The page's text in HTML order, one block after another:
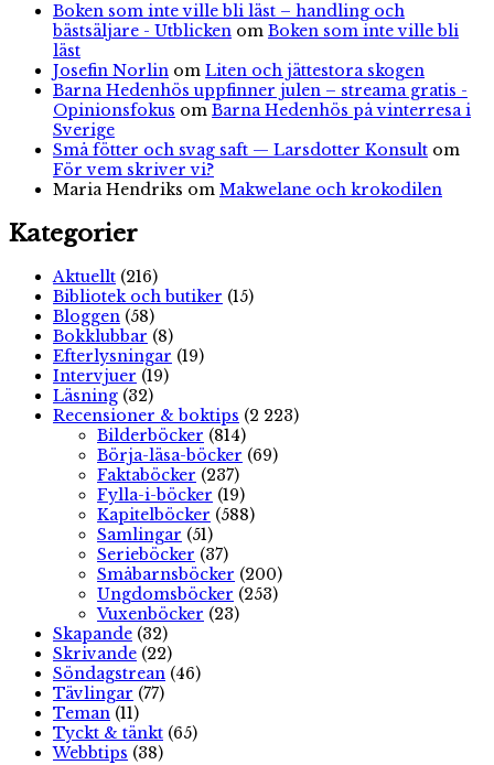
Boken som inte ville bli läst – handling och
bästsäljare - Utblicken om Boken som inte ville bli
läst
Josefin Norlin om Liten och jättestora skogen
Barna Hedenhös uppfinner julen – streama gratis -
Opinionsfokus om Barna Hedenhös på vinterresa i
Sverige
Små fötter och svag saft — Larsdotter Konsult om
För vem skriver vi?
Maria Hendriks om Makwelane och krokodilen
Kategorier
Aktuellt (216)
Bibliotek och butiker (15)
Bloggen (58)
Bokklubbar (8)
Efterlysningar (19)
Intervjuer (19)
Läsning (32)
Recensioner & boktips (2 223)
Bilderböcker (814)
Börja-läsa-böcker (69)
Faktaböcker (237)
Fylla-i-böcker (19)
Kapitelböcker (588)
Samlingar (51)
Serieböcker (37)
Småbarnsböcker (200)
Ungdomsböcker (253)
Vuxenböcker (23)
Skapande (32)
Skrivande (22)
Söndagstrean (46)
Tävlingar (77)
Teman (11)
Tyckt & tänkt (65)
Webbtips (38)